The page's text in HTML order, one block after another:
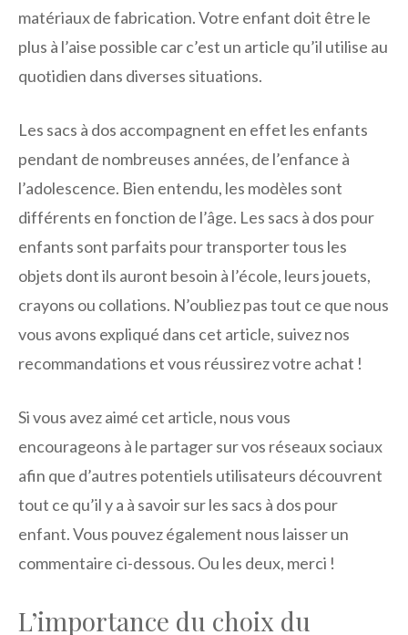
matériaux de fabrication. Votre enfant doit être le
plus à l’aise possible car c’est un article qu’il utilise au
quotidien dans diverses situations.
Les sacs à dos accompagnent en effet les enfants
pendant de nombreuses années, de l’enfance à
l’adolescence. Bien entendu, les modèles sont
différents en fonction de l’âge. Les sacs à dos pour
enfants sont parfaits pour transporter tous les
objets dont ils auront besoin à l’école, leurs jouets,
crayons ou collations. N’oubliez pas tout ce que nous
vous avons expliqué dans cet article, suivez nos
recommandations et vous réussirez votre achat !
Si vous avez aimé cet article, nous vous
encourageons à le partager sur vos réseaux sociaux
afin que d’autres potentiels utilisateurs découvrent
tout ce qu’il y a à savoir sur les sacs à dos pour
enfant. Vous pouvez également nous laisser un
commentaire ci-dessous. Ou les deux, merci !
L’importance du choix du